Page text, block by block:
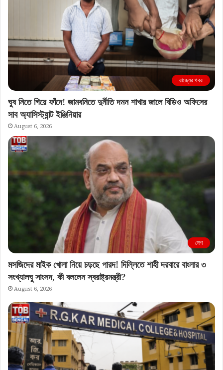
রাজ্যের খবর
ঘুষ নিতে গিয়ে ফাঁদে! জামবনিতে দুর্নীতি দমন শাখার জালে বিডিও অফিসের
সাব অ্যাসিস্ট্যান্ট ইঞ্জিনিয়ার
August 6, 2026
দেশ
মসজিদের মাইক খোলা নিয়ে চড়ছে পারদ! দিল্লিতে শাহী দরবারে বাংলার ৩
সংখ্যালঘু সাংসদ, কী বললেন স্বরাষ্ট্রমন্ত্রী?
August 6, 2026